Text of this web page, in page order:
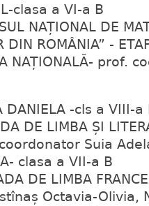
clasa a VI-a B
NAȚIONAL DE
DIN ROMÂNIA” -
NAȚIONALĂ- prof.
DANIELA -cls a VIII-a
DE LIMBA ȘI
Suia
clasa a VII-a B
DE LIMBA
Octavia-Olivia,